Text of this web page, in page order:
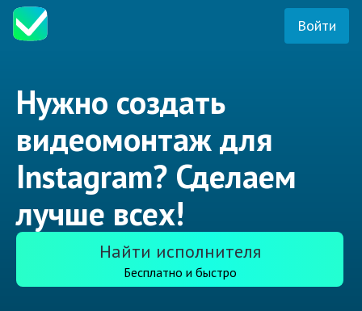
Войти
Нужно создать
видеомонтаж для
Instagram? Сделаем
лучше всех!
Найти исполнителя
Бесплатно и быстро